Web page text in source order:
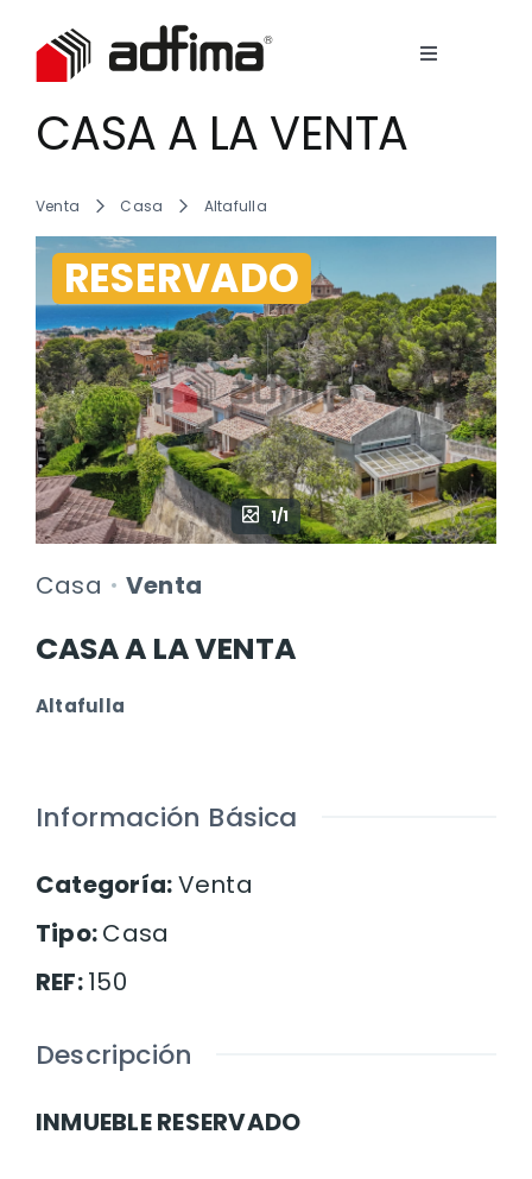
content
Toggle
Empresa
servicios
Inmuebles
Contacto
View
Larger
CASA A LA VENTA
Venta Casa Altafulla
RESERVADO
1/1
Casa Venta
CASA A LA VENTA
Altafulla
Información Básica
Categoría:Venta
Tipo:Casa
REF:150
Descripción
INMUEBLE RESERVADO